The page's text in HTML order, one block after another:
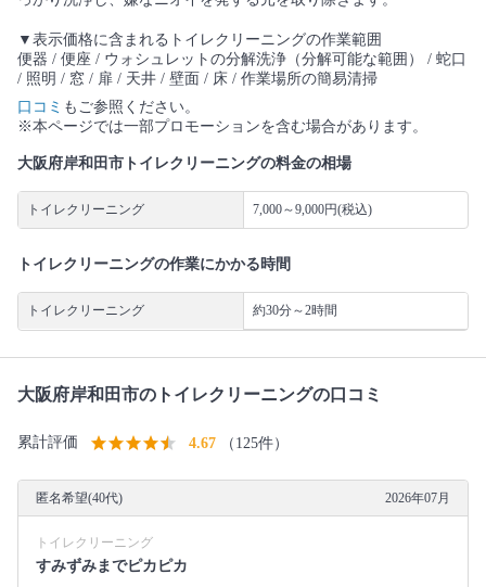
▼表示価格に含まれるトイレクリーニングの作業範囲
便器 / 便座 / ウォシュレットの分解洗浄（分解可能な範囲） / 蛇口
/ 照明 / 窓 / 扉 / 天井 / 壁面 / 床 / 作業場所の簡易清掃
口コミ もご参照ください。
※本ページでは一部プロモーションを含む場合があります。
大阪府岸和田市トイレクリーニングの料金の相場
トイレクリーニング 7,000～9,000円(税込)
トイレクリーニングの作業にかかる時間
トイレクリーニング 約30分～2時間
大阪府岸和田市のトイレクリーニングの口コミ
累計評価 4.67 （125件）
匿名希望(40代) 2026年07月
トイレクリーニング
すみずみまでピカピカ